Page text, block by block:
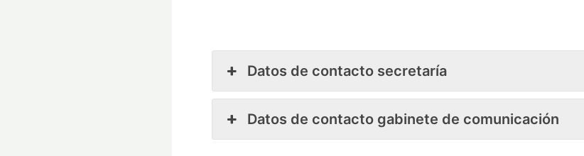
Datos de contacto secretaría
Datos de contacto gabinete de comunicación